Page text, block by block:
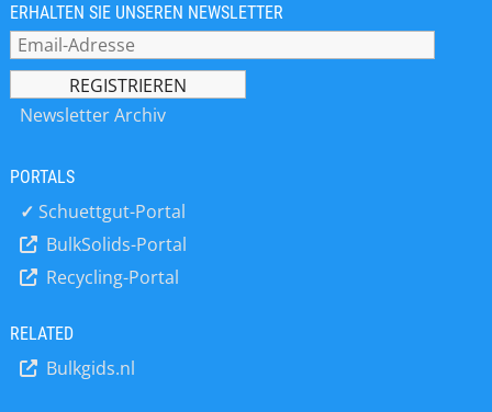
Technologie liefert präzise und
zuverlässige Messergebnisse. Unsere
Geräte sind robust, langlebig und für
Hochgeschwindigkeitsprozesse
ausgelegt.
ERHALTEN SIE UNSEREN NEWSLETTER
Newsletter Archiv
PORTALS
✓ Schuettgut-Portal
BulkSolids-Portal
Recycling-Portal
RELATED
Bulkgids.nl